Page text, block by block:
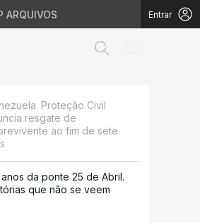
ARQUIVOS Entrar
ao
Proteção Civil
resgate de
ao fim de sete
da ponte 25 de Abril.
que não se veem